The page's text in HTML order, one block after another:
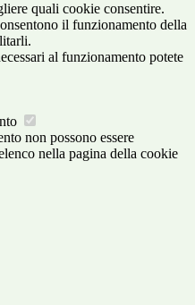
quali cookie consentire.
il funzionamento della
al funzionamento potete
non possono essere
nella pagina della cookie